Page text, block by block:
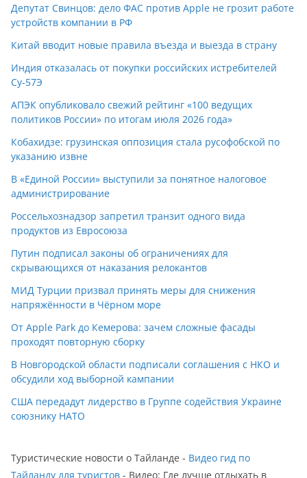
Депутат Свинцов: дело ФАС против Apple не грозит работе
устройств компании в РФ
Китай вводит новые правила въезда и выезда в страну
Индия отказалась от покупки российских истребителей
Су-57Э
АПЭК опубликовало свежий рейтинг «100 ведущих
политиков России» по итогам июля 2026 года»
Кобахидзе: грузинская оппозиция стала русофобской по
указанию извне
В «Единой России» выступили за понятное налоговое
администрирование
Россельхознадзор запретил транзит одного вида
продуктов из Евросоюза
Путин подписал законы об ограничениях для
скрывающихся от наказания релокантов
МИД Турции призвал принять меры для снижения
напряжённости в Чёрном море
От Apple Park до Кемерова: зачем сложные фасады
проходят повторную сборку
В Новгородской области подписали соглашения с НКО и
обсудили ход выборной кампании
США передадут лидерство в Группе содействия Украине
союзнику НАТО
Туристические новости о Тайланде - Видео гид по
Тайланду для туристов - Видео: Где лучше отдыхать в